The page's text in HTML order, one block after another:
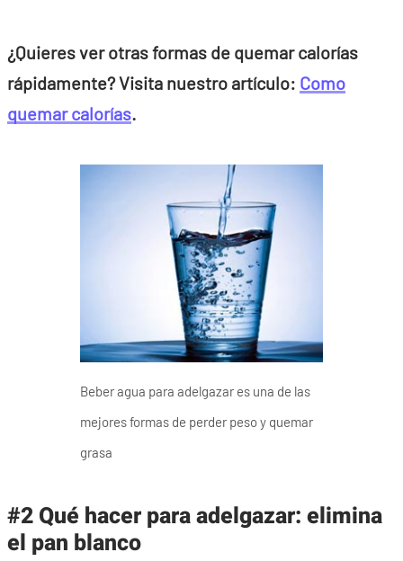
¿Quieres ver otras formas de quemar calorías
rápidamente? Visita nuestro artículo: Como
quemar calorías.
Beber agua para adelgazar es una de las
mejores formas de perder peso y quemar
grasa
#2 Qué hacer para adelgazar: elimina
el pan blanco